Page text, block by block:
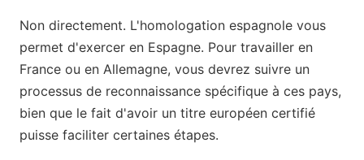
Non directement. L'homologation espagnole vous
permet d'exercer en Espagne. Pour travailler en
France ou en Allemagne, vous devrez suivre un
processus de reconnaissance spécifique à ces pays,
bien que le fait d'avoir un titre européen certifié
puisse faciliter certaines étapes.